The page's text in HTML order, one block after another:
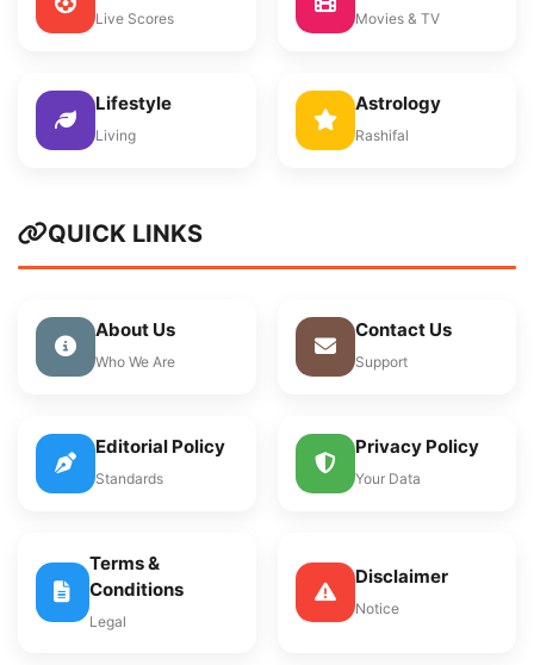
Live Scores Movies & TV
Lifestyle
Living
Astrology
Rashifal
QUICK LINKS
About Us
Who We Are
Contact Us
Support
Editorial Policy
Standards
Privacy Policy
Your Data
Terms &
Conditions
Legal
Disclaimer
Notice